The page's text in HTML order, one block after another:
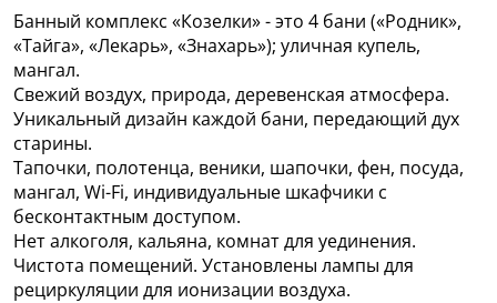
Банный комплекс «Козелки» - это 4 бани («Родник»,
«Тайга», «Лекарь», «Знахарь»); уличная купель,
мангал.
Свежий воздух, природа, деревенская атмосфера.
Уникальный дизайн каждой бани, передающий дух
старины.
Тапочки, полотенца, веники, шапочки, фен, посуда,
мангал, Wi-Fi, индивидуальные шкафчики с
бесконтактным доступом.
Нет алкоголя, кальяна, комнат для уединения.
Чистота помещений. Установлены лампы для
рециркуляции для ионизации воздуха.